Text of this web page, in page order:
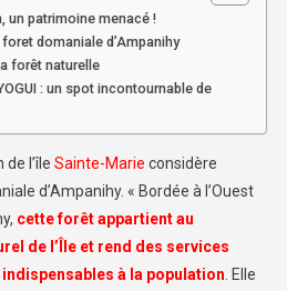
un patrimoine menacé !
domaniale d’Ampanihy
forêt naturelle
: un spot incontournable de
l’île Sainte-Marie considère
d’Ampanihy. « Bordée à l’Ouest
cette forêt appartient au
de l’Île et rend des services
à la population . Elle